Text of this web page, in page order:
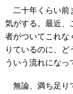
二十年くらい前
気がする。最近、
者がついてこれな
りているのに、
ういう流れになっ
無論、満ち足り